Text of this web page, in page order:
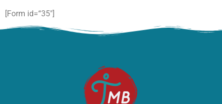
[Form id=“35″]